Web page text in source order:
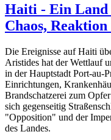
Haiti - Ein
Chaos,
Die Ereignisse auf Haiti
Aristides hat der Wettlauf
in der Hauptstadt Port-au-
Einrichtungen,
Brandschatzerei zum
sich gegenseitig
"Opposition" und der
des Landes.